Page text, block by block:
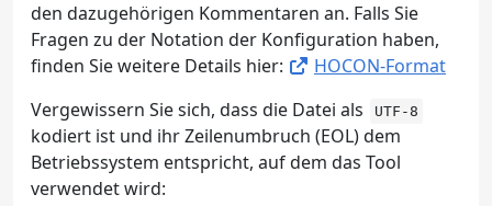
den dazugehörigen Kommentaren an. Falls Sie
Fragen zu der Notation der Konfiguration haben,
finden Sie weitere Details hier:
HOCON-Format
Vergewissern Sie sich, dass die Datei als
UTF-8
kodiert ist und ihr Zeilenumbruch (EOL) dem
Betriebssystem entspricht, auf dem das Tool
verwendet wird: